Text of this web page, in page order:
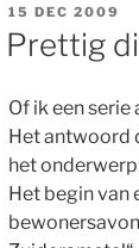
GEPLAATST
OP
15 DEC 2009
Prettig
Of ik een
Het antwoord
het
Het begin van